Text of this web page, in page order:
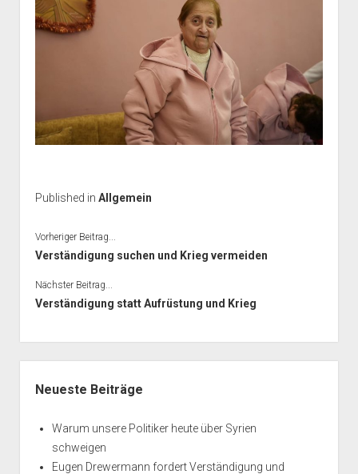
Published in Allgemein
Vorheriger Beitrag...
Verständigung suchen und Krieg vermeiden
Nächster Beitrag...
Verständigung statt Aufrüstung und Krieg
Neueste Beiträge
Warum unsere Politiker heute über Syrien
schweigen
Eugen Drewermann fordert Verständigung und